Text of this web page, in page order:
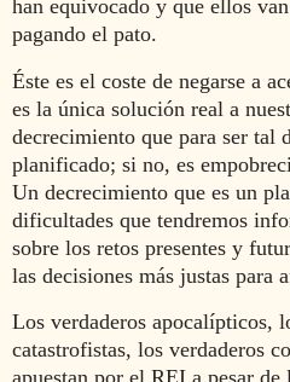
han equivocado y que ellos
pagando el pato.
Éste es el coste de negarse a
es la única solución real a
decrecimiento que para ser tal
planificado; si no, es
Un decrecimiento que es un
dificultades que tendremos
sobre los retos presentes y
las decisiones más justas para
Los verdaderos apocalípticos,
catastrofistas, los verdaderos